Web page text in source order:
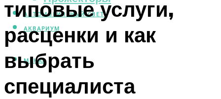
АВТОМОБИЛЬНЫЙ СВЕТ
АКВАРИУМ
МЕНЮ
типовые услуги,
расценки и как
выбрать
специалиста